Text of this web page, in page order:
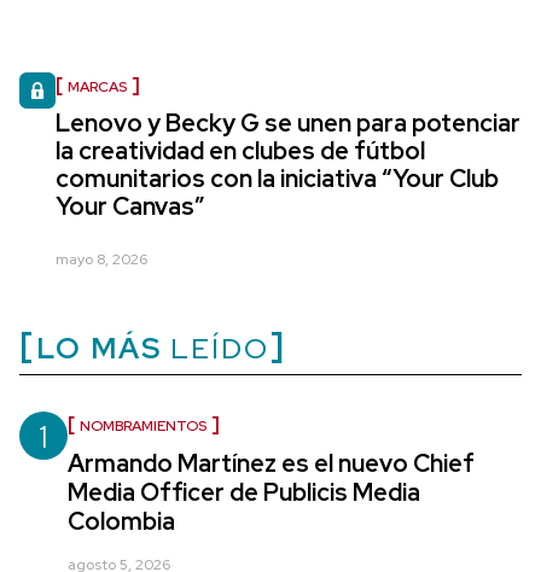
MARCAS
Lenovo y Becky G se unen para potenciar
la creatividad en clubes de fútbol
comunitarios con la iniciativa “Your Club
Your Canvas”
mayo 8, 2026
LO MÁS LEÍDO
1 NOMBRAMIENTOS
Armando Martínez es el nuevo Chief
Media Officer de Publicis Media
Colombia
agosto 5, 2026